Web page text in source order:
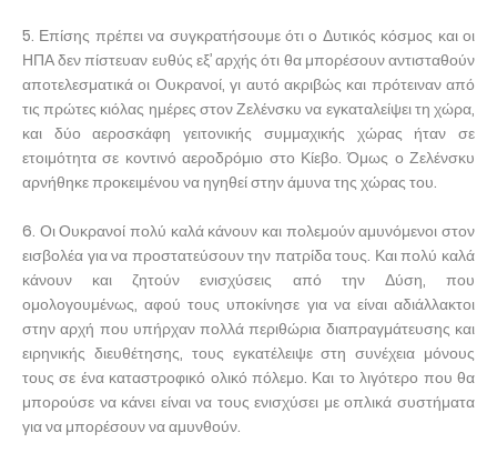
5. Επίσης πρέπει να συγκρατήσουμε ότι ο Δυτικός κόσμος και οι
ΗΠΑ δεν πίστευαν ευθύς εξ’ αρχής ότι θα μπορέσουν αντισταθούν
αποτελεσματικά οι Ουκρανοί, γι αυτό ακριβώς και πρότειναν από
τις πρώτες κιόλας ημέρες στον Ζελένσκυ να εγκαταλείψει τη χώρα,
και δύο αεροσκάφη γειτονικής συμμαχικής χώρας ήταν σε
ετοιμότητα σε κοντινό αεροδρόμιο στο Κίεβο. Όμως ο Ζελένσκυ
αρνήθηκε προκειμένου να ηγηθεί στην άμυνα της χώρας του.
6. Οι Ουκρανοί πολύ καλά κάνουν και πολεμούν αμυνόμενοι στον
εισβολέα για να προστατεύσουν την πατρίδα τους. Και πολύ καλά
κάνουν και ζητούν ενισχύσεις από την Δύση, που
ομολογουμένως, αφού τους υποκίνησε για να είναι αδιάλλακτοι
στην αρχή που υπήρχαν πολλά περιθώρια διαπραγμάτευσης και
ειρηνικής διευθέτησης, τους εγκατέλειψε στη συνέχεια μόνους
τους σε ένα καταστροφικό ολικό πόλεμο. Και το λιγότερο που θα
μπορούσε να κάνει είναι να τους ενισχύσει με οπλικά συστήματα
για να μπορέσουν να αμυνθούν.